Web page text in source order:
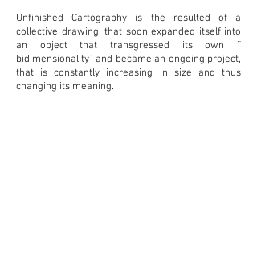
Unfinished Cartography is the resulted of a
collective drawing, that soon expanded itself into
an object that transgressed its own ¨
bidimensionality¨ and became an ongoing project,
that is constantly increasing in size and thus
changing its meaning.